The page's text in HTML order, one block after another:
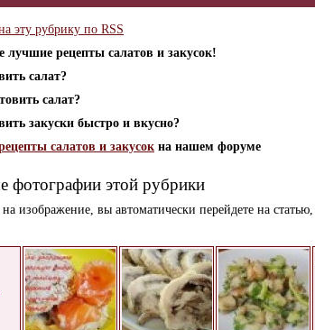
эту рубрику по RSS
лучшие рецепты салатов и закусок!
салат?
салат?
закуски быстро и вкусно?
салатов и закусок на нашем форуме
фотографии этой рубрики
изображение, вы автоматически перейдете на